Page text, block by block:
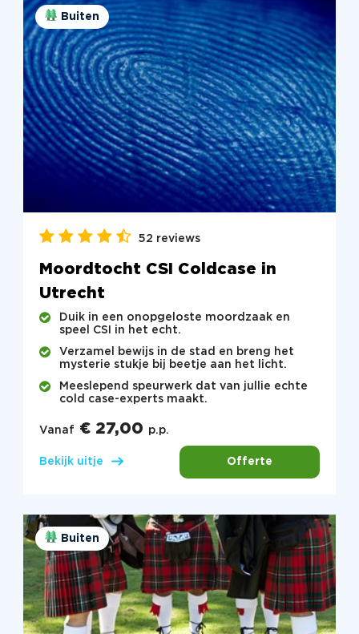
Buiten
52 reviews
Moordtocht CSI Coldcase in
Utrecht
Duik in een onopgeloste moordzaak en
speel CSI in het echt.
Verzamel bewijs in de stad en breng het
mysterie stukje bij beetje aan het licht.
Meeslepend speurwerk dat van jullie echte
cold case-experts maakt.
Vanaf € 27,00 p.p.
Bekijk uitje Offerte
Buiten